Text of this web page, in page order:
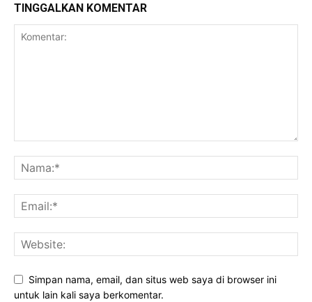
TINGGALKAN KOMENTAR
Simpan nama, email, dan situs web saya di browser ini
untuk lain kali saya berkomentar.